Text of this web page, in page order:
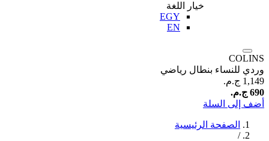
خيار اللغة
EGY
EN
COLINS
وردي للنساء بنطال رياضي
1,149 ج.م.‏
690 ج.م.‏
أضف إلى السلة
الصفحة الرئيسية
/